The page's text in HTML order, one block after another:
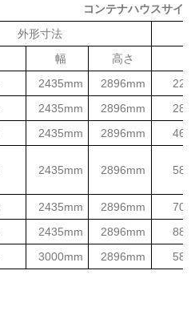
コンテナハウスサイズ
外形寸法
幅 高さ
2435mm 2896mm
2435mm 2896mm
2435mm 2896mm
2435mm 2896mm
2435mm 2896mm
2435mm 2896mm
3000mm 2896mm